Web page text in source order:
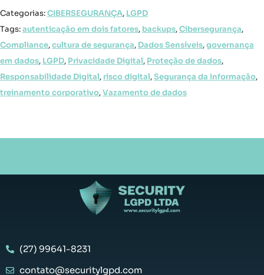
Categorias:CIBERSEGURANÇA, LGPD
Tags:autenticação em dois fatores, backups,Cibersegurança,
Compliance,cultura de segurança, Dados Sensíveis,governança
em dados, LGPD, Privacidade Digital, Proteção de dados,
Responsabilidade Digital, risco digital,Segurança da Informação,
treinamento corporativo,Vazamento de dados
(27) 99641-8231
contato@securitylgpd.com